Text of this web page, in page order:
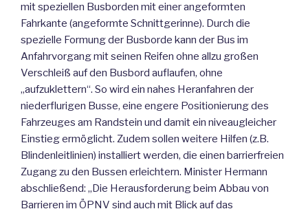
mit speziellen Busborden mit einer angeformten
Fahrkante (angeformte Schnittgerinne). Durch die
spezielle Formung der Busborde kann der Bus im
Anfahrvorgang mit seinen Reifen ohne allzu großen
Verschleiß auf den Busbord auflaufen, ohne
„aufzuklettern“. So wird ein nahes Heranfahren der
niederflurigen Busse, eine engere Positionierung des
Fahrzeuges am Randstein und damit ein niveaugleicher
Einstieg ermöglicht. Zudem sollen weitere Hilfen (z.B.
Blindenleitlinien) installiert werden, die einen barrierfreien
Zugang zu den Bussen erleichtern. Minister Hermann
abschließend: „Die Herausforderung beim Abbau von
Barrieren im ÖPNV sind auch mit Blick auf das